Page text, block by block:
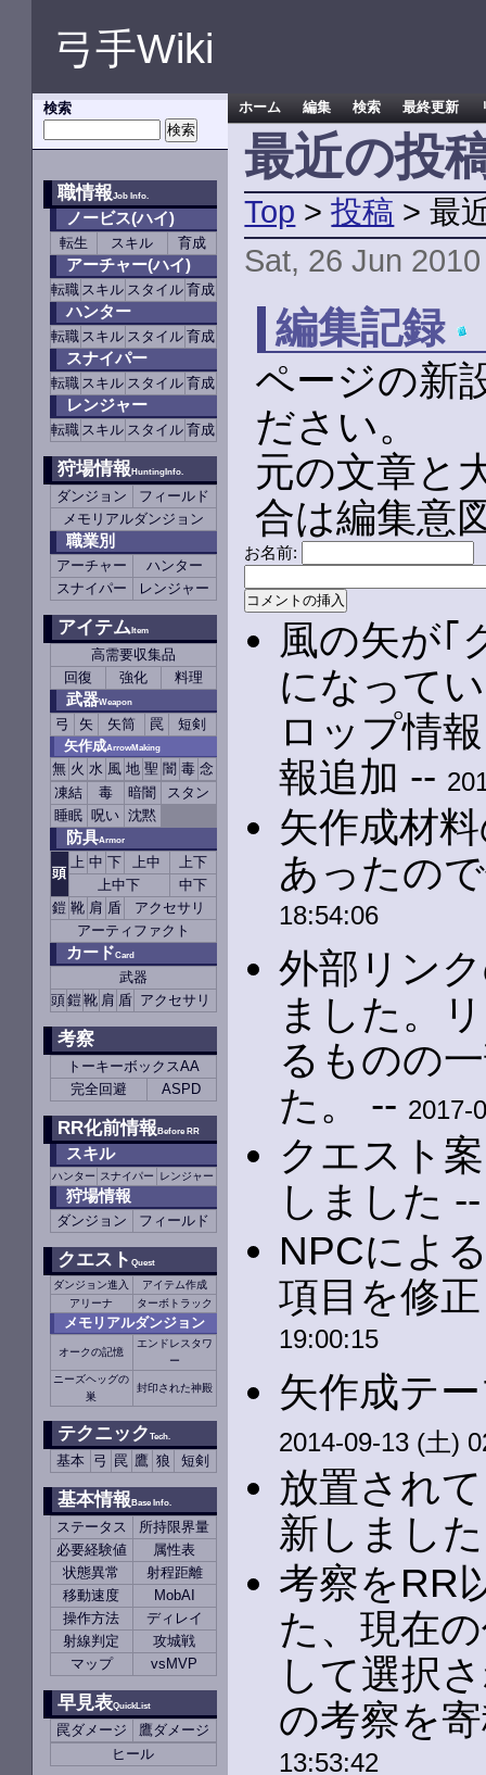
弓手Wiki
検索
職情報Job Info.
ノービス(ハイ)
転生 スキル 育成
アーチャー(ハイ)
転職 スキル スタイル 育成
ハンター
転職 スキル スタイル 育成
スナイパー
転職 スキル スタイル 育成
レンジャー
転職 スキル スタイル 育成
狩場情報HuntingInfo.
ダンジョン
フィールド
メモリアルダンジョン
職業別
アーチャー
ハンター
スナイパー
レンジャー
アイテムItem
高需要収集品
回復
強化 料理
武器Weapon
弓 矢 矢筒 罠
短剣
矢作成ArrowMaking
無 火 水 風 地 聖 闇 毒 念
凍結
毒 暗闇
スタン
睡眠 呪い 沈黙
防具Armor
頭
上 中 下 上中
上下
上中下
中下
鎧 靴 肩 盾
アクセサリ
アーティファクト
カードCard
武器
頭鎧靴 肩 盾 アクセサリ
考察
トーキーボックスAA
完全回避
ASPD
RR化前情報Before RR
スキル
ハンター スナイパー レンジャー
狩場情報
ダンジョン フィールド
クエストQuest
ダンジョン進入
アイテム作成
アリーナ
ターボトラック
メモリアルダンジョン
オークの記憶
エンドレスタワ
ー
ニーズヘッグの
巣
封印された神殿
テクニックTech.
基本 弓 罠 鷹 狼 短剣
基本情報Base Info.
ステータス
所持限界量
必要経験値
属性表
状態異常
射程距離
移動速度
MobAI
操作方法
ディレイ
射線判定
攻城戦
マップ
vsMVP
早見表QuickList
罠ダメージ
鷹ダメージ
ヒール
ホーム 編集 検索 最終更新
最近の投
Top >投稿 > 最
Sat, 26 Jun
編集記録
ページの新
ださい。
元の文章と
合は編集意
お名前:
風の矢が｢
になって
ロップ情
報追加 --
矢作成材
あったの
18:54:06
外部リン
ました。
るものの
た。 -- 2017-
クエスト
しました
NPCによ
項目を修
19:00:15
矢作成テ
2014-09-13 (土)
放置され
新しまし
考察をRR
た、現在
して選択
の考察を